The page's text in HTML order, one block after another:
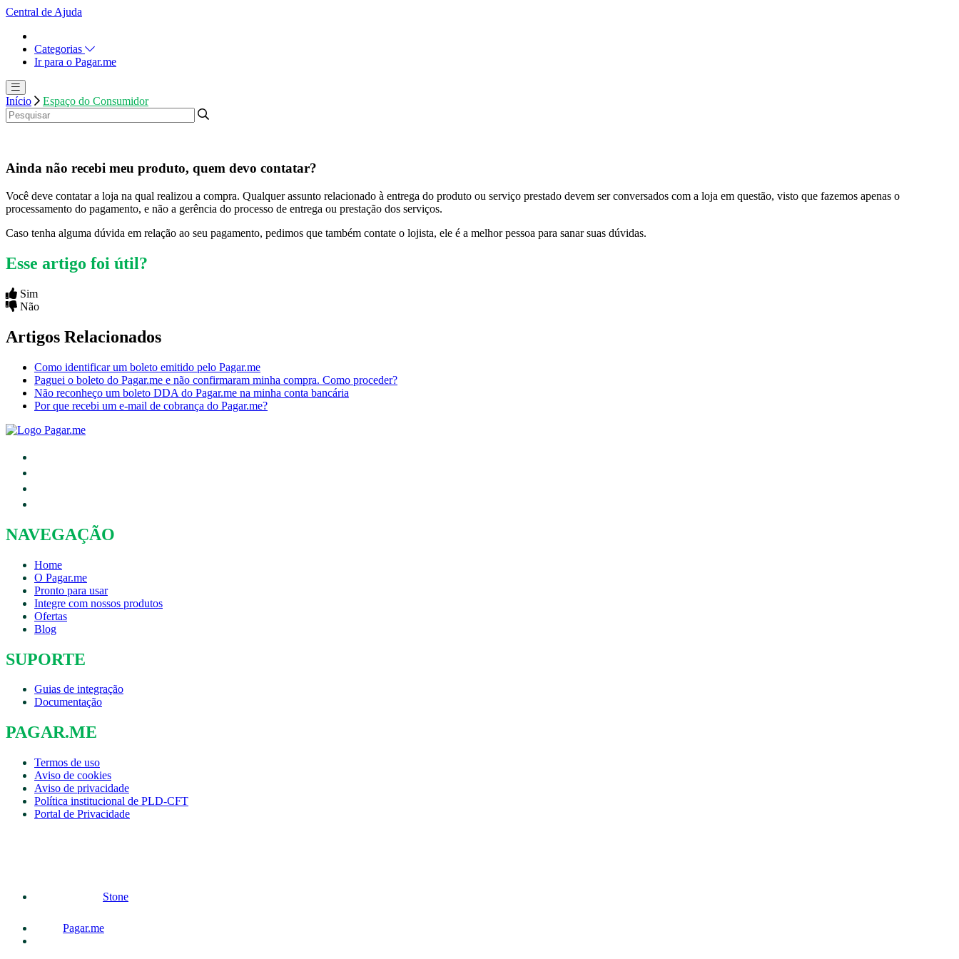
Central de Ajuda
Categorias
Ir para o Pagar.me
Início Espaço do Consumidor
Ainda não recebi meu produto, quem devo contatar?
Você deve contatar a loja na qual realizou a compra. Qualquer assunto relacionado à entrega do produto ou serviço prestado devem ser conversados com a loja em questão, visto que fazemos apenas o
processamento do pagamento, e não a gerência do processo de entrega ou prestação dos serviços.
Caso tenha alguma dúvida em relação ao seu pagamento, pedimos que também contate o lojista, ele é a melhor pessoa para sanar suas dúvidas.
Esse artigo foi útil?
Sim
Não
Artigos Relacionados
Como identificar um boleto emitido pelo Pagar.me
Paguei o boleto do Pagar.me e não confirmaram minha compra. Como proceder?
Não reconheço um boleto DDA do Pagar.me na minha conta bancária
Por que recebi um e-mail de cobrança do Pagar.me?
NAVEGAÇÃO
Home
O Pagar.me
Pronto para usar
Integre com nossos produtos
Ofertas
Blog
SUPORTE
Guias de integração
Documentação
PAGAR.ME
Termos de uso
Aviso de cookies
Aviso de privacidade
Política institucional de PLD-CFT
Portal de Privacidade
Stone
Pagar.me